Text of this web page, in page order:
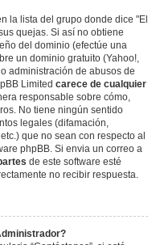
la lista del grupo donde dice "El
quejas. Si así no obtiene
del dominio (efectúe una
un dominio gratuito (Yahoo!,
administración de abusos de
Limited carece de cualquier
responsable sobre cómo,
No tiene ningún sentido
legales (difamación,
que no sean con respecto al
phpBB. Si envia un correo a
de este software esté
no recibir respuesta.